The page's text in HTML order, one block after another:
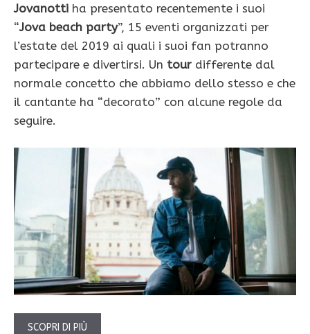
Jovanotti ha presentato recentemente i suoi
“Jova beach party”, 15 eventi organizzati per
l’estate del 2019 ai quali i suoi fan potranno
partecipare e divertirsi. Un tour differente dal
normale concetto che abbiamo dello stesso e che
il cantante ha “decorato” con alcune regole da
seguire.
SCOPRI DI PIÙ